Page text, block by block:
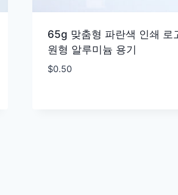
65g 맞춤형 파란색 인쇄 로
원형 알루미늄 용기
$0.50